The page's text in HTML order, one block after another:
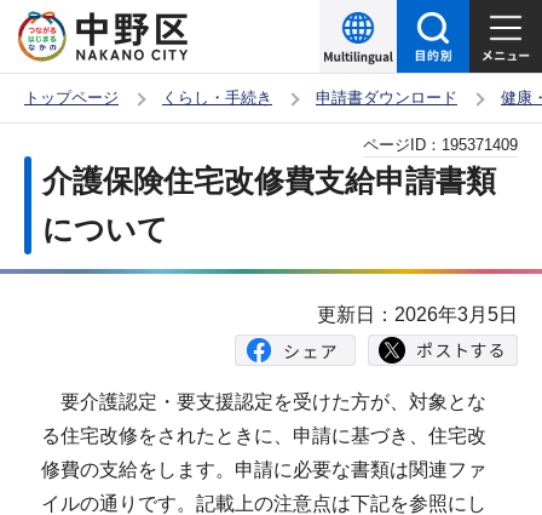
の
ー
トップページ くらし・手続き 申請書ダウンロード 健康
か
介護保険住宅改修費支給申請書類
について
ページID： 195371409
更新日：2026年3月5日
要介護認定・要支援認定を受けた方が、対象とな
る住宅改修をされたときに、申請に基づき、住宅改
修費の支給をします。申請に必要な書類は関連ファ
イルの通りです。記載上の注意点は下記を参照にし